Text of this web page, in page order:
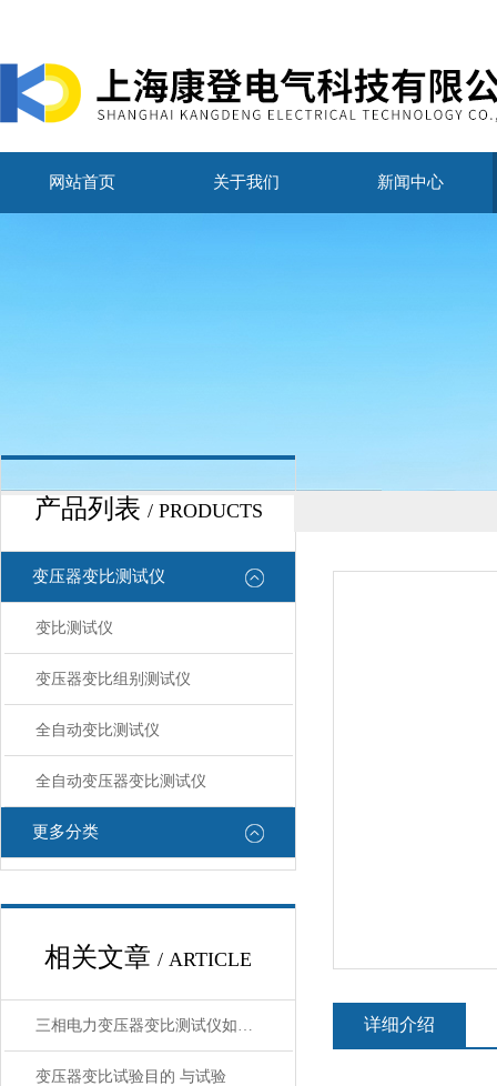
网站首页 关于我们 新闻中心
产品列表 / PRODUCTS
变压器变比测试仪
变比测试仪
变压器变比组别测试仪
全自动变比测试仪
全自动变压器变比测试仪
更多分类
相关文章 / ARTICLE
三相电力变压器变比测试仪如何使用？
变压器变比试验目的 与试验
详细介绍